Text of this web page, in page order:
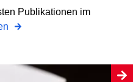
Publikationen im